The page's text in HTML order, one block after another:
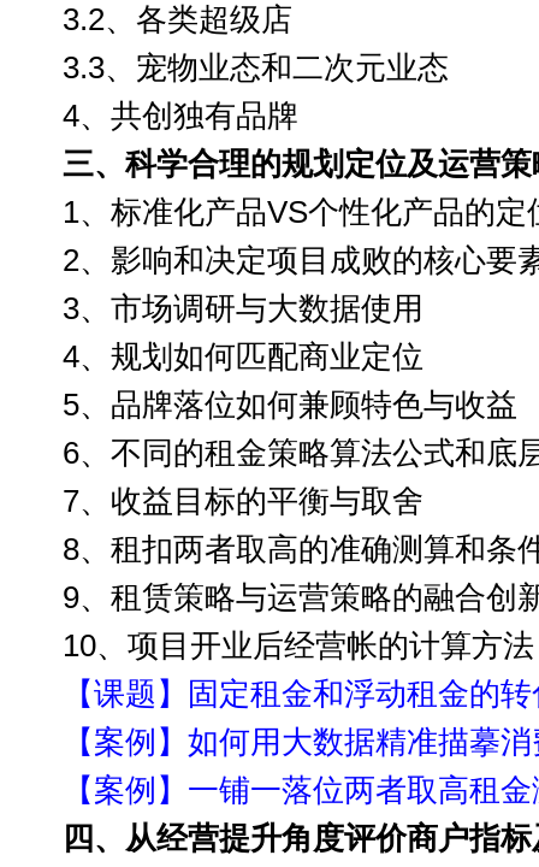
3.2、各类超级店
3.3、宠物业态和二次元业态
4、 共创 独有品牌
三、 科学合理的规划定位及运营策
1、标准化产品VS个性化产品的定
2、 影响和决定项目成败的核心要
3、市场调研与大数据使用
4、规划如何匹配商业定位
5、品牌落位如何兼顾特色与收益
6、不同的租金策略算法公式和底
7、收益目标的平衡与取舍
8、租扣两者取高的准确测算和条
9、 租赁策略与运营策略的融合创
10、项目开业后经营帐的计算方法
【课题 】固定租金和浮动租金的
【案例】如何用大数据精准描摹
【案例】一铺一落位两者取高租
四、从经营提升角度评价商户指标